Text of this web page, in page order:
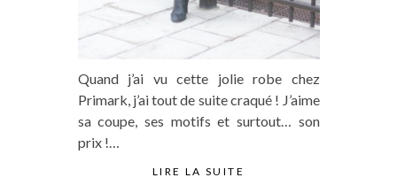
Quand j’ai vu cette jolie robe chez
Primark, j’ai tout de suite craqué ! J’aime
sa coupe, ses motifs et surtout… son
prix !…
LIRE LA SUITE